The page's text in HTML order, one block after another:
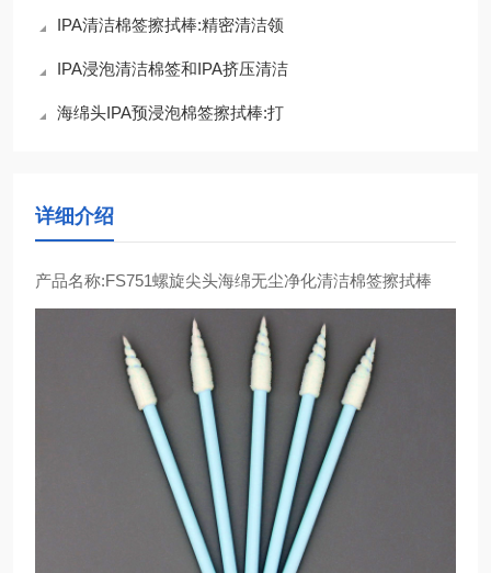
IPA清洁棉签擦拭棒:精密清洁领
IPA浸泡清洁棉签和IPA挤压清洁
海绵头IPA预浸泡棉签擦拭棒:打
详细介绍
产品名称:FS751螺旋尖头海绵无尘净化清洁棉签擦拭棒